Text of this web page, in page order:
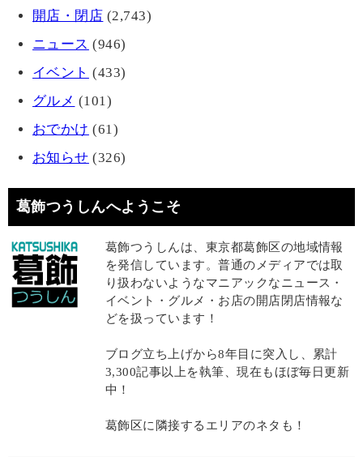
開店・閉店 (2,743)
ニュース (946)
イベント (433)
グルメ (101)
おでかけ (61)
お知らせ (326)
葛飾つうしんへようこそ
葛飾つうしんは、東京都葛飾区の地域情報
を発信しています。普通のメディアでは取
り扱わないようなマニアックなニュース・
イベント・グルメ・お店の開店閉店情報な
どを扱っています！
ブログ立ち上げから8年目に突入し、累計
3,300記事以上を執筆、現在もほぼ毎日更新
中！
葛飾区に隣接するエリアのネタも！